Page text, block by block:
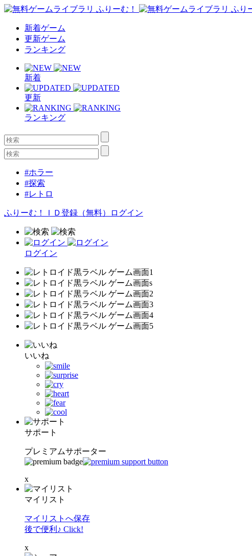
新着ゲーム
更新ゲーム
ランキング
新着
更新
ランキング
#ホラー
#探索
#レトロ
ふりーむ！ＩＤ登録（無料） ログイン
ログイン
いいね
サポート
プレミアムサポーター
x
マイリスト
マイリストへ保存
後で便利♪ Click!
x